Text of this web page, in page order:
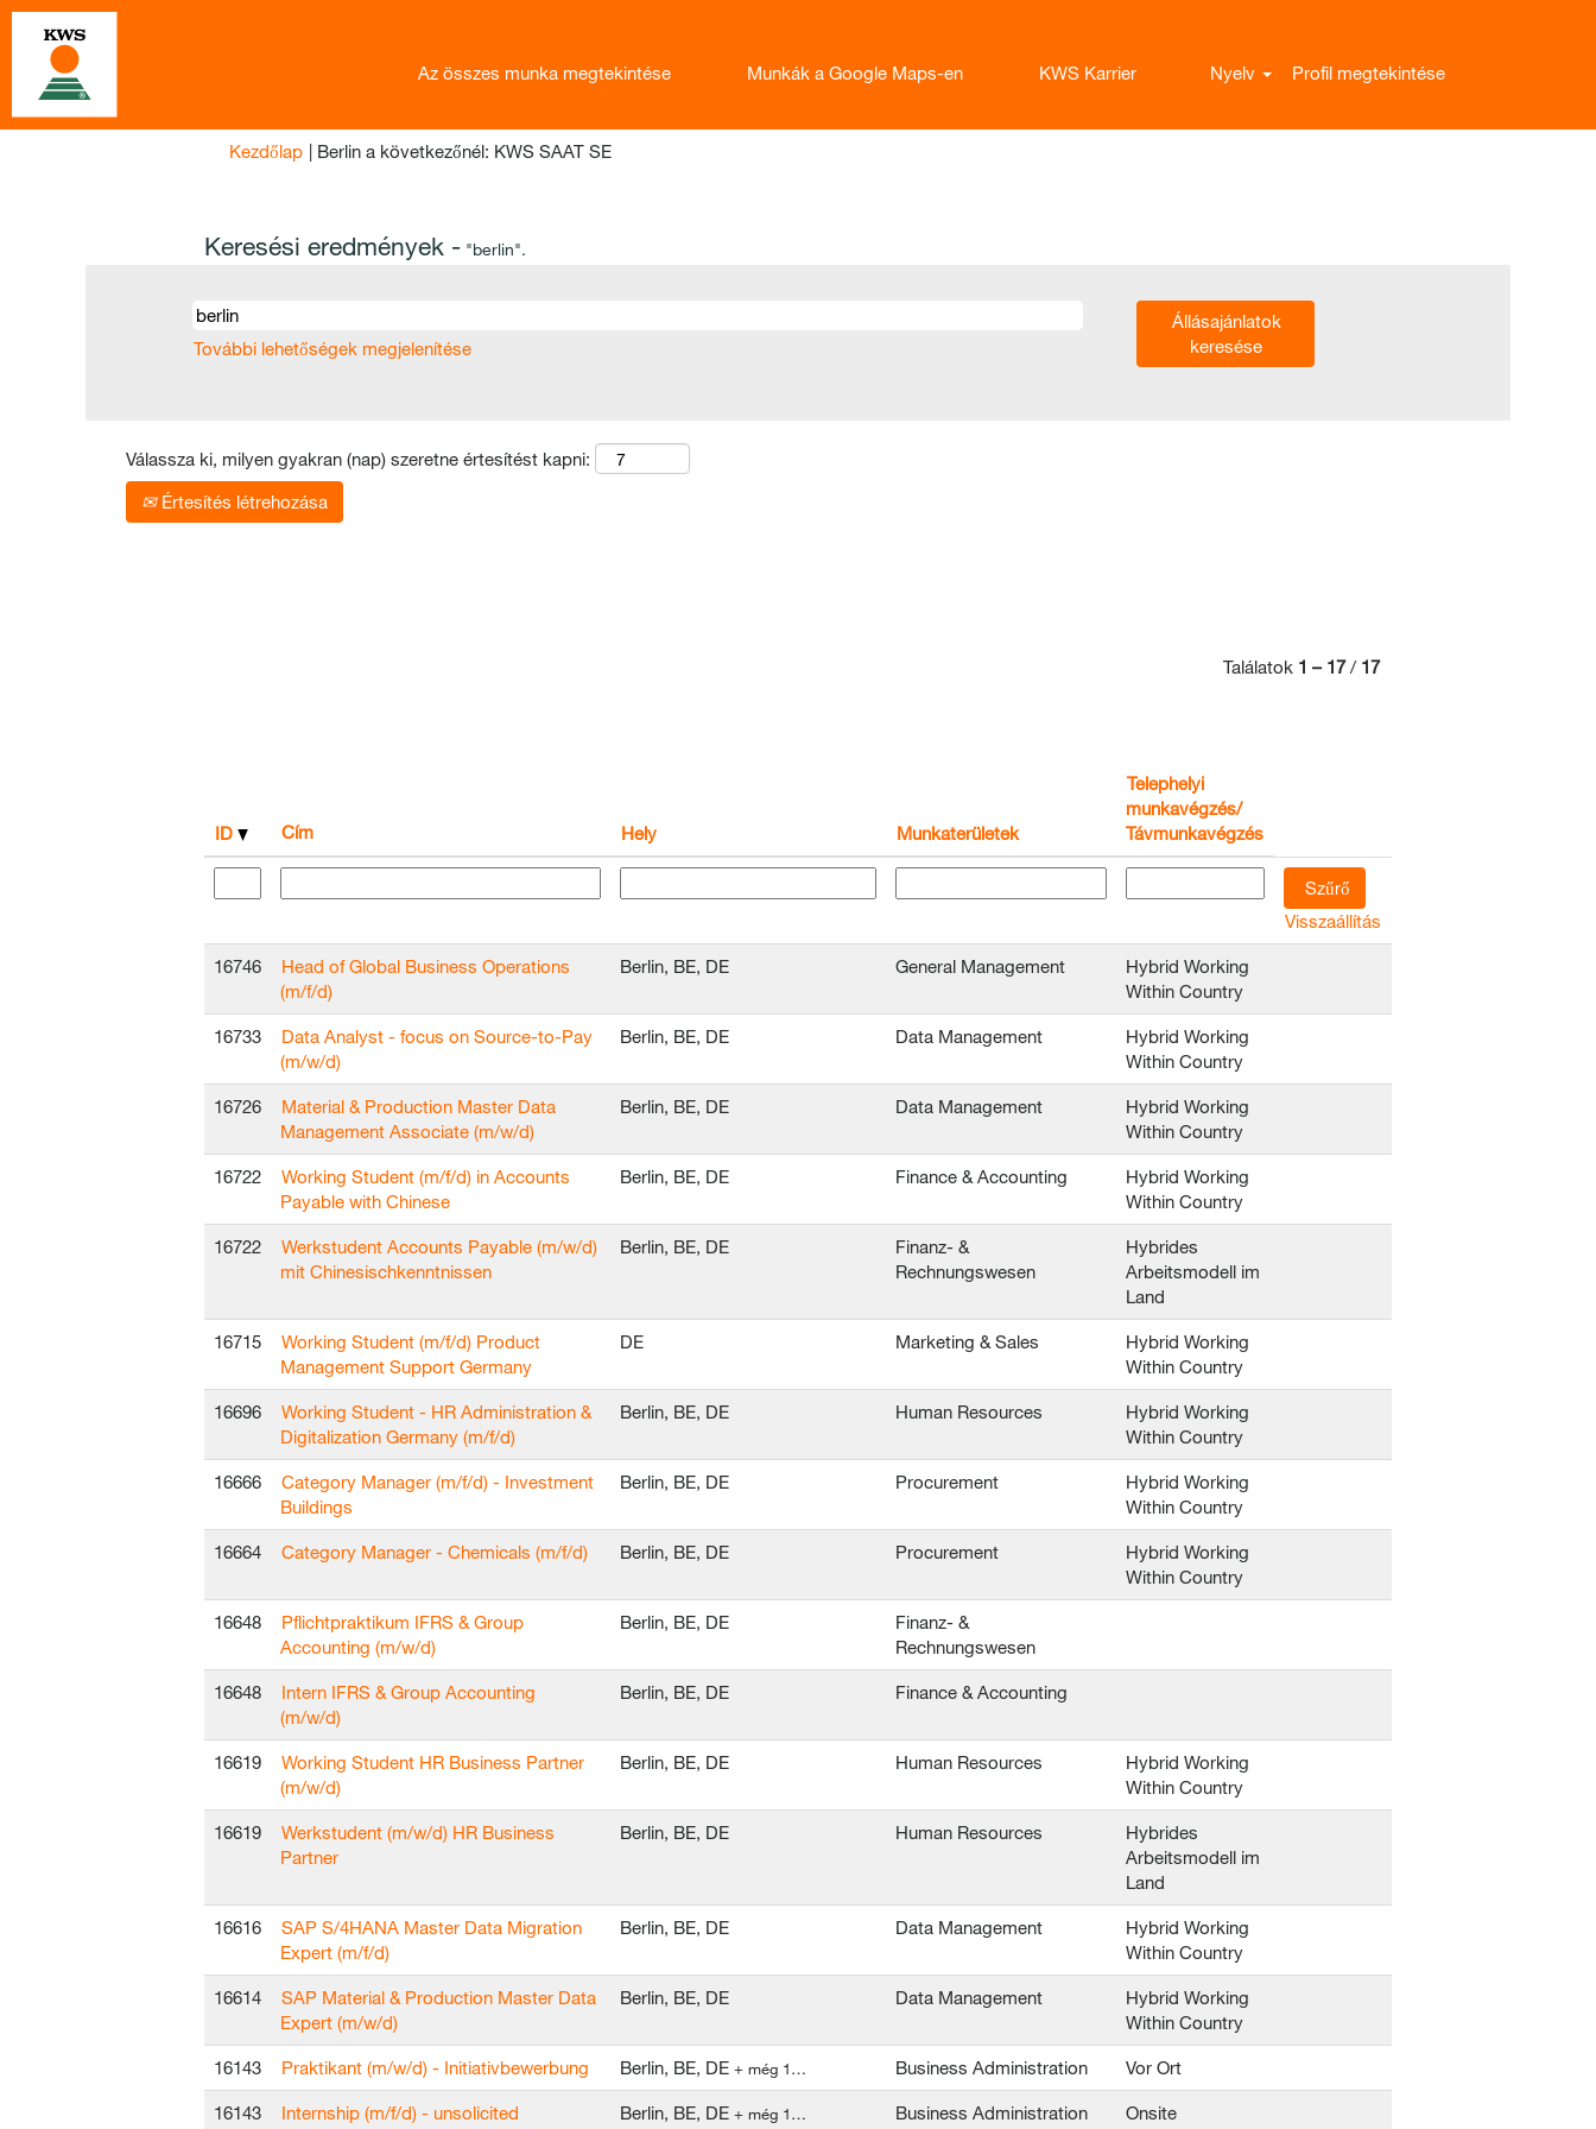
Az összes munka megtekintése Munkák a Google Maps-en KWS Karrier Nyelv Profil megtekintése
Kezdőlap | Berlin a következőnél: KWS SAAT SE(aktuális
Keresési eredmények - "berlin".
További lehetőségek megjelenítése
Válassza ki, milyen gyakran (nap) szeretne értesítést kapni:
Értesítés létrehozása
Találatok 1 – 17/ 17
ID Cím Hely Munkaterületek
Telephelyi
munkavégzés/
Távmunkavégzés
Visszaállítás
16746
Head of Global Business Operations
(m/f/d)
Berlin, BE, DE General Management
Hybrid Working
Within Country
16733
Data Analyst - focus on Source-to-Pay
(m/w/d)
Berlin, BE, DE Data Management
Hybrid Working
Within Country
16726
Material & Production Master Data
Management Associate (m/w/d)
Berlin, BE, DE Data Management
Hybrid Working
Within Country
16722
Working Student (m/f/d) in Accounts
Payable with Chinese
Berlin, BE, DE Finance & Accounting
Hybrid Working
Within Country
16722
Werkstudent Accounts Payable (m/w/d)
mit Chinesischkenntnissen
Berlin, BE, DE
Finanz- &
Rechnungswesen
Hybrides
Arbeitsmodell im
Land
16715
Working Student (m/f/d) Product
Management Support Germany
DE Marketing & Sales
Hybrid Working
Within Country
16696
Working Student - HR Administration &
Digitalization Germany (m/f/d)
Berlin, BE, DE Human Resources
Hybrid Working
Within Country
16666
Category Manager (m/f/d) - Investment
Buildings
Berlin, BE, DE Procurement
Hybrid Working
Within Country
16664 Category Manager - Chemicals (m/f/d) Berlin, BE, DE Procurement
Hybrid Working
Within Country
16648
Pflichtpraktikum IFRS & Group
Accounting (m/w/d)
Berlin, BE, DE
Finanz- &
Rechnungswesen
16648
Intern IFRS & Group Accounting
(m/w/d)
Berlin, BE, DE Finance & Accounting
16619
Working Student HR Business Partner
(m/w/d)
Berlin, BE, DE Human Resources
Hybrid Working
Within Country
16619
Werkstudent (m/w/d) HR Business
Partner
Berlin, BE, DE Human Resources
Hybrides
Arbeitsmodell im
Land
16616
SAP S/4HANA Master Data Migration
Expert (m/f/d)
Berlin, BE, DE Data Management
Hybrid Working
Within Country
16614
SAP Material & Production Master Data
Expert (m/w/d)
Berlin, BE, DE Data Management
Hybrid Working
Within Country
16143 Praktikant (m/w/d) - Initiativbewerbung Berlin, BE, DE + még 1… Business Administration Vor Ort
16143
Internship (m/f/d) - unsolicited
Berlin, BE, DE + még 1… Business Administration Onsite